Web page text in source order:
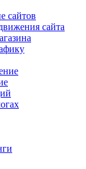
сайтов
сайта